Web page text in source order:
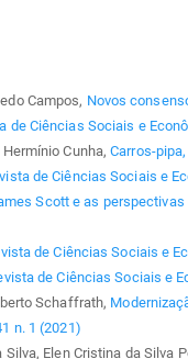
Campos, Novos
de Ciências Sociais e
Hermínio Cunha,Carros-
de Ciências Sociais e
Scott e as
de Ciências Sociais e
de Ciências Sociais e
Schaffrath,
n. 1 (2021)
Silva, Elen Cristina da Silva